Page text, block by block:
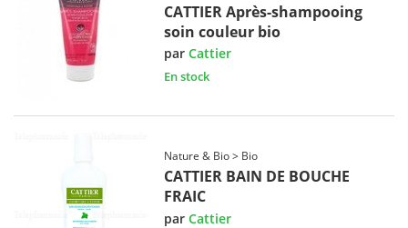
CATTIER Après-shampooing
soin couleur bio
parCattier
En stock
Nature & Bio > Bio
CATTIER BAIN DE BOUCHE
FRAIC
parCattier